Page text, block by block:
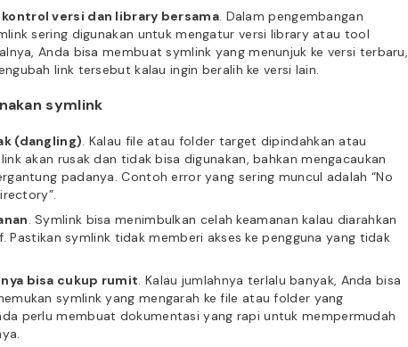
versi dan library bersama. Dalam pengembangan
sering digunakan untuk mengatur versi library atau tool
Anda bisa membuat symlink yang menunjuk ke versi terbaru,
link tersebut kalau ingin beralih ke versi lain.
symlink
(dangling). Kalau file atau folder target dipindahkan atau
akan rusak dan tidak bisa digunakan, bahkan mengacaukan
padanya. Contoh error yang sering muncul adalah “No
. Symlink bisa menimbulkan celah keamanan kalau diarahkan
Pastikan symlink tidak memberi akses ke pengguna yang tidak
bisa cukup rumit. Kalau jumlahnya terlalu banyak, Anda bisa
symlink yang mengarah ke file atau folder yang
perlu membuat dokumentasi yang rapi untuk mempermudah